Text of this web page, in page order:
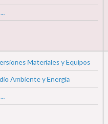
Materiales y Equipos
Ambiente y Energía